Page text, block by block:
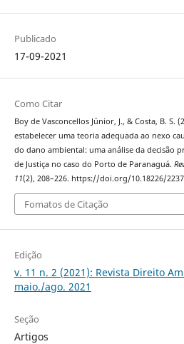
Publicado
17-09-2021
Como Citar
Boy de Vasconcellos Júnior, J., & Costa, B. S.
estabelecer uma teoria adequada ao nexo
do dano ambiental: uma análise da decisão
de Justiça no caso do Porto de Paranaguá.
11(2), 208–226. https://doi.org/10.18226/
Fomatos de Citação
Edição
v. 11 n. 2 (2021): Revista Direito
maio./ago. 2021
Seção
Artigos